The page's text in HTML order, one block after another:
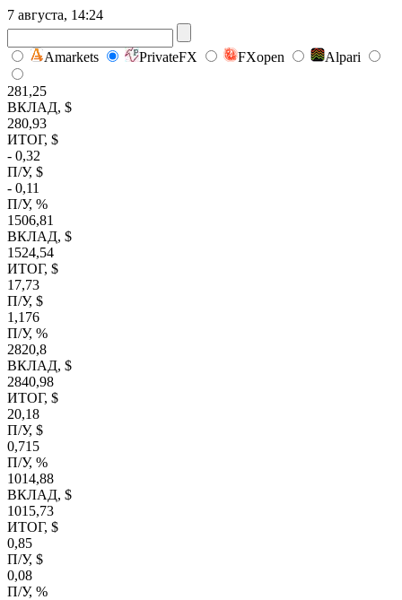
7 августа, 14:24
Amarkets PrivateFX FXopen Alpari
281,25
ВКЛАД, $
280,93
ИТОГ, $
- 0,32
П/У, $
- 0,11
П/У, %
1506,81
ВКЛАД, $
1524,54
ИТОГ, $
17,73
П/У, $
1,176
П/У, %
2820,8
ВКЛАД, $
2840,98
ИТОГ, $
20,18
П/У, $
0,715
П/У, %
1014,88
ВКЛАД, $
1015,73
ИТОГ, $
0,85
П/У, $
0,08
П/У, %